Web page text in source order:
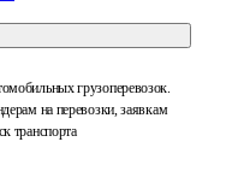
грузоперевозок.
на перевозки, заявкам
транспорта